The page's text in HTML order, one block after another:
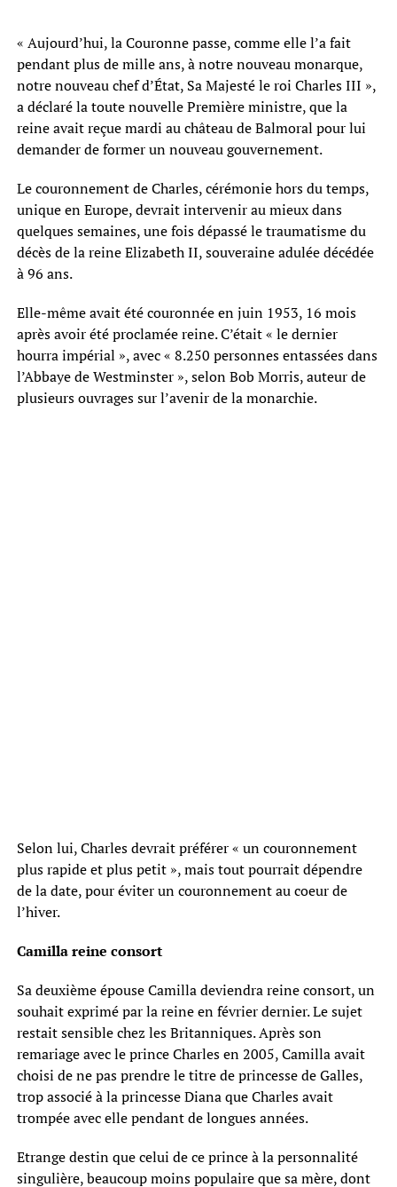
« Aujourd’hui, la Couronne passe, comme elle l’a fait
pendant plus de mille ans, à notre nouveau monarque,
notre nouveau chef d’État, Sa Majesté le roi Charles III »,
a déclaré la toute nouvelle Première ministre, que la
reine avait reçue mardi au château de Balmoral pour lui
demander de former un nouveau gouvernement.
Le couronnement de Charles, cérémonie hors du temps,
unique en Europe, devrait intervenir au mieux dans
quelques semaines, une fois dépassé le traumatisme du
décès de la reine Elizabeth II, souveraine adulée décédée
à 96 ans.
Elle-même avait été couronnée en juin 1953, 16 mois
après avoir été proclamée reine. C’était « le dernier
hourra impérial », avec « 8.250 personnes entassées dans
l’Abbaye de Westminster », selon Bob Morris, auteur de
plusieurs ouvrages sur l’avenir de la monarchie.
Selon lui, Charles devrait préférer « un couronnement
plus rapide et plus petit », mais tout pourrait dépendre
de la date, pour éviter un couronnement au coeur de
l’hiver.
Camilla reine consort
Sa deuxième épouse Camilla deviendra reine consort, un
souhait exprimé par la reine en février dernier. Le sujet
restait sensible chez les Britanniques. Après son
remariage avec le prince Charles en 2005, Camilla avait
choisi de ne pas prendre le titre de princesse de Galles,
trop associé à la princesse Diana que Charles avait
trompée avec elle pendant de longues années.
Etrange destin que celui de ce prince à la personnalité
singulière, beaucoup moins populaire que sa mère, dont